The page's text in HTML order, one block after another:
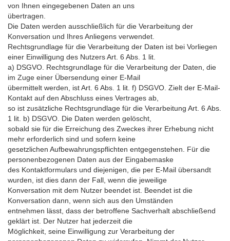
von Ihnen eingegebenen Daten an uns
übertragen.
Die Daten werden ausschließlich für die Verarbeitung der
Konversation und Ihres Anliegens verwendet.
Rechtsgrundlage für die Verarbeitung der Daten ist bei Vorliegen
einer Einwilligung des Nutzers Art. 6 Abs. 1 lit.
a) DSGVO. Rechtsgrundlage für die Verarbeitung der Daten, die
im Zuge einer Übersendung einer E-Mail
übermittelt werden, ist Art. 6 Abs. 1 lit. f) DSGVO. Zielt der E-Mail-
Kontakt auf den Abschluss eines Vertrages ab,
so ist zusätzliche Rechtsgrundlage für die Verarbeitung Art. 6 Abs.
1 lit. b) DSGVO. Die Daten werden gelöscht,
sobald sie für die Erreichung des Zweckes ihrer Erhebung nicht
mehr erforderlich sind und sofern keine
gesetzlichen Aufbewahrungspflichten entgegenstehen. Für die
personenbezogenen Daten aus der Eingabemaske
des Kontaktformulars und diejenigen, die per E-Mail übersandt
wurden, ist dies dann der Fall, wenn die jeweilige
Konversation mit dem Nutzer beendet ist. Beendet ist die
Konversation dann, wenn sich aus den Umständen
entnehmen lässt, dass der betroffene Sachverhalt abschließend
geklärt ist. Der Nutzer hat jederzeit die
Möglichkeit, seine Einwilligung zur Verarbeitung der